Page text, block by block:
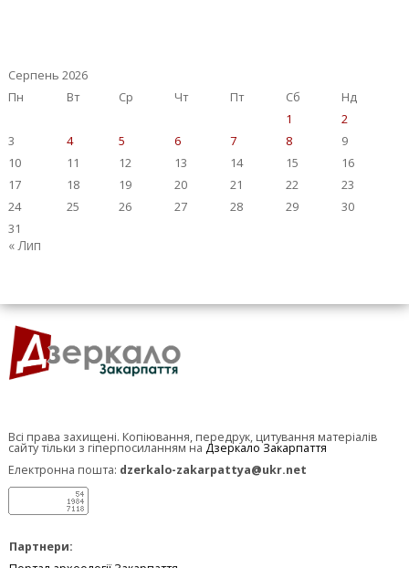
Серпень 2026
Пн
Вт Ср Чт Пт Сб
Нд
1
2
3
4 5 6 7 8
9
10
11 12 13 14 15
16
17
18 19 20 21 22
23
24
25 26 27 28 29
30
31
« Лип
Всі права захищені. Копіювання, передрук, цитування матеріалів
сайту тільки з гіперпосиланням на Дзеркало Закарпаття
Електронна пошта: dzerkalo-zakarpattya@ukr.net
Партнери: